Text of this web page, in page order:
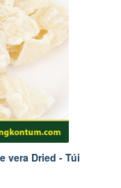
vera Dried - Túi